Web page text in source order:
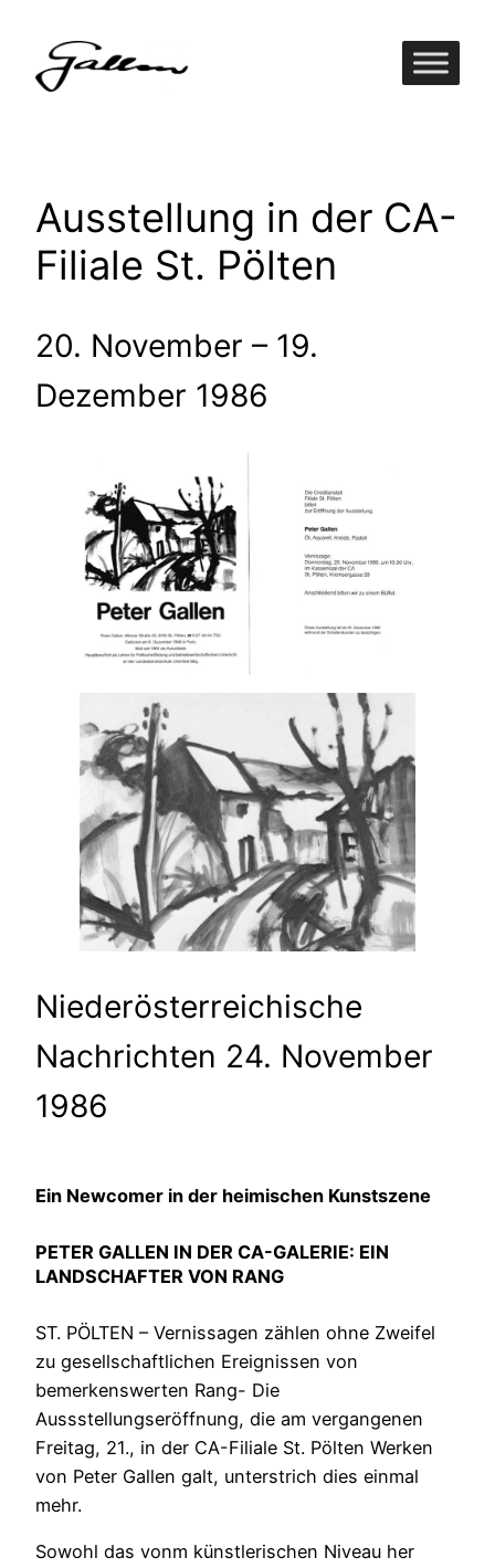
Inhalt
springen
Ausstellung in der CA-
Filiale St. Pölten
20. November – 19.
Dezember 1986
Niederösterreichische
Nachrichten 24. November
1986
Ein Newcomer in der heimischen Kunstszene
PETER GALLEN IN DER CA-GALERIE: EIN
LANDSCHAFTER VON RANG
ST. PÖLTEN – Vernissagen zählen ohne Zweifel
zu gesellschaftlichen Ereignissen von
bemerkenswerten Rang- Die
Aussstellungseröffnung, die am vergangenen
Freitag, 21., in der CA-Filiale St. Pölten Werken
von Peter Gallen galt, unterstrich dies einmal
mehr.
Sowohl das vonm künstlerischen Niveau her